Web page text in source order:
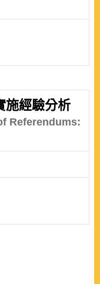
施經驗分析
Referendums: